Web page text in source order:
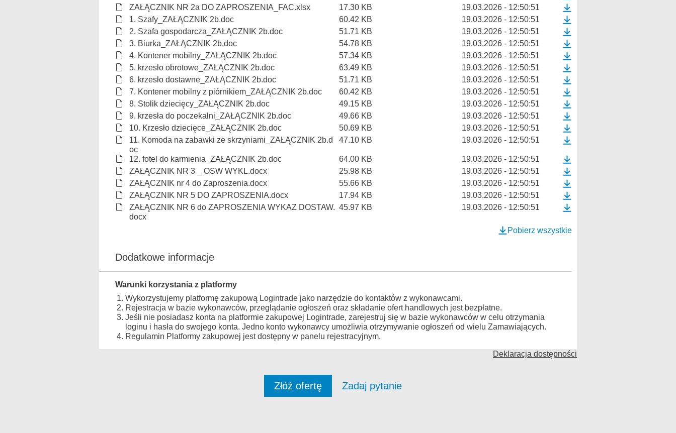
ZAŁĄCZNIK NR 2a DO ZAPROSZENIA_FAC.xlsx
17.30 KB
19.03.2026 - 12:50:51
1. Szafy_ZAŁĄCZNIK 2b.doc
60.42 KB
19.03.2026 - 12:50:51
2. Szafa gospodarcza_ZAŁĄCZNIK 2b.doc
51.71 KB
19.03.2026 - 12:50:51
3. Biurka_ZAŁĄCZNIK 2b.doc
54.78 KB
19.03.2026 - 12:50:51
4. Kontener mobilny_ZAŁĄCZNIK 2b.doc
57.34 KB
19.03.2026 - 12:50:51
5. krzesło obrotowe_ZAŁĄCZNIK 2b.doc
63.49 KB
19.03.2026 - 12:50:51
6. krzesło dostawne_ZAŁĄCZNIK 2b.doc
51.71 KB
19.03.2026 - 12:50:51
7. Kontener mobilny z piórnikiem_ZAŁĄCZNIK 2b.doc
60.42 KB
19.03.2026 - 12:50:51
8. Stolik dziecięcy_ZAŁĄCZNIK 2b.doc
49.15 KB
19.03.2026 - 12:50:51
9. krzesła do poczekalni_ZAŁĄCZNIK 2b.doc
49.66 KB
19.03.2026 - 12:50:51
10. Krzesło dziecięce_ZAŁĄCZNIK 2b.doc
50.69 KB
19.03.2026 - 12:50:51
11. Komoda na zabawki ze skrzyniami_ZAŁĄCZNIK 2b.d
oc
47.10 KB 19.03.2026 - 12:50:51
12. fotel do karmienia_ZAŁĄCZNIK 2b.doc 64.00 KB
19.03.2026 - 12:50:51
ZAŁĄCZNIK NR 3 _ OSW WYKL.docx
25.98 KB
19.03.2026 - 12:50:51
ZAŁĄCZNIK nr 4 do Zaproszenia.docx
55.66 KB
19.03.2026 - 12:50:51
ZAŁĄCZNIK NR 5 DO ZAPROSZENIA.docx
17.94 KB
19.03.2026 - 12:50:51
ZAŁĄCZNIK NR 6 do ZAPROSZENIA WYKAZ DOSTAW.
docx
45.97 KB 19.03.2026 - 12:50:51
Pobierz wszystkie
Dodatkowe informacje
Warunki korzystania z platformy
Wykorzystujemy platformę zakupową Logintrade jako narzędzie do kontaktów z wykonawcami.
Rejestracja w bazie wykonawców, przeglądanie ogłoszeń oraz składanie ofert handlowych jest bezpłatne.
Jeśli nie posiadasz konta na platformie zakupowej Logintrade, zarejestruj się w bazie wykonawców w celu otrzymania
loginu i hasła do swojego konta. Jedno konto wykonawcy umożliwia otrzymywanie ogłoszeń od wielu Zamawiających.
Regulamin Platformy zakupowej jest dostępny w panelu rejestracyjnym.
Deklaracja dostępności
Złóż ofertę Zadaj pytanie